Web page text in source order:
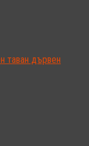
таван дървен